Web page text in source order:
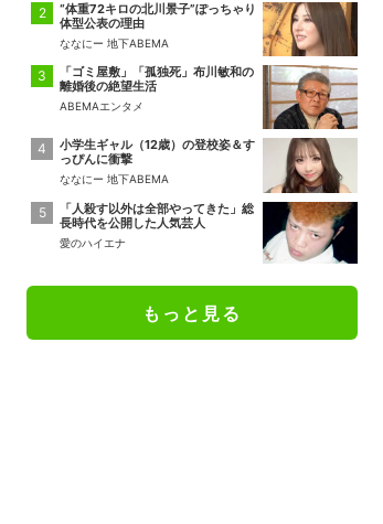
“体重72キロの北川景子”ぽっちゃり
体型公表の理由
ななにー 地下ABEMA
「ゴミ屋敷」「孤独死」布川敏和の
離婚後の絶望生活
ABEMAエンタメ
小学生ギャル（12歳）の登校姿＆す
っぴんに衝撃
ななにー 地下ABEMA
「人殺す以外は全部やってきた」総
長時代を公開した人気芸人
愛のハイエナ
もっと見る